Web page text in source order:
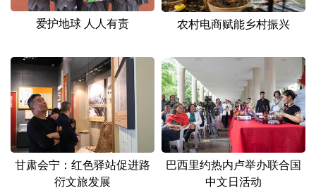
四川 贵州 云南 西藏
新疆 内蒙古 黑龙江
多语种频道
English Español Français عربى
Русский язык 日本語 한국어
爱护地球 人人有责 农村电商赋能乡村振兴
甘肃会宁：红色驿站促进路
衍文旅发展
巴西里约热内卢举办联合国
中文日活动